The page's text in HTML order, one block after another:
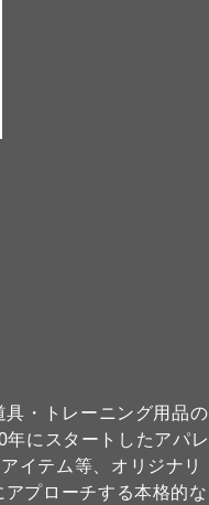
・トレーニング用品の
にスタートしたアパレ
イテム等、オリジナリ
プローチする本格的な